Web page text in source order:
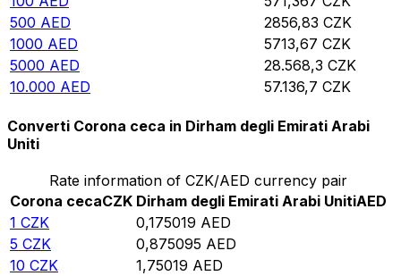
500 AED 2856,83 CZK
1000 AED 5713,67 CZK
5000 AED 28.568,3 CZK
10.000 AED 57.136,7 CZK
Converti Corona ceca in Dirham degli Emirati Arabi
Uniti
Rate information of CZK/AED currency pair
Corona cecaCZK Dirham degli Emirati Arabi UnitiAED
1 CZK 0,175019 AED
5 CZK 0,875095 AED
10 CZK 1,75019 AED